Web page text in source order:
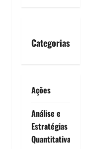
Categorias
Ações
Análise e
Estratégias
Quantitativa